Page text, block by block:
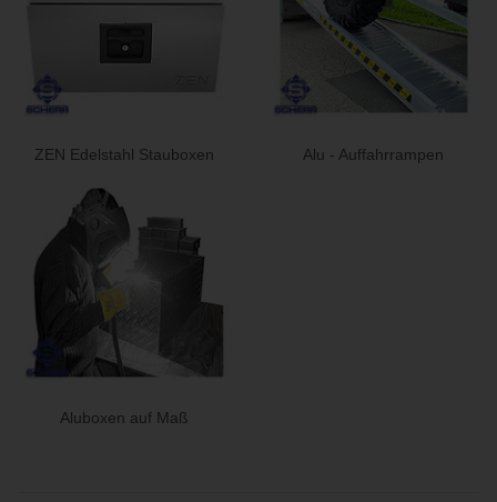
ZEN Edelstahl Stauboxen Alu - Auffahrrampen
Aluboxen auf Maß